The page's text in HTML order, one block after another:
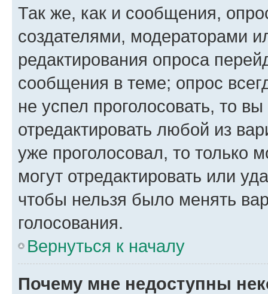
Так же, как и сообщения,
создателями, модераторами
редактирования опроса
сообщения в теме; опрос
не успел проголосовать, то
отредактировать любой из
уже проголосовал, то только
могут отредактировать или
чтобы нельзя было менять
голосования.
Вернуться к началу
Почему мне недоступны